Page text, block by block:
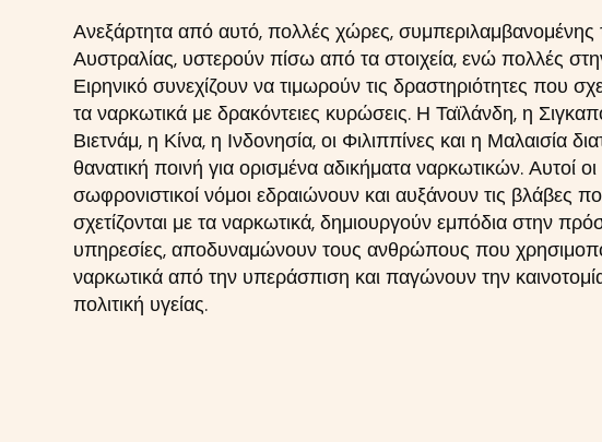
Ανεξάρτητα από αυτό, πολλές χώρες, συμπεριλαμβανομένης
Αυστραλίας, υστερούν πίσω από τα στοιχεία, ενώ πολλές
Ειρηνικό συνεχίζουν να τιμωρούν τις δραστηριότητες που
τα ναρκωτικά με δρακόντειες κυρώσεις. Η Ταϊλάνδη, η
Βιετνάμ, η Κίνα, η Ινδονησία, οι Φιλιππίνες και η Μαλαισία
θανατική ποινή για ορισμένα αδικήματα ναρκωτικών. Αυτοί οι
σωφρονιστικοί νόμοι εδραιώνουν και αυξάνουν τις βλάβες
σχετίζονται με τα ναρκωτικά, δημιουργούν εμπόδια στην
υπηρεσίες, αποδυναμώνουν τους ανθρώπους που
ναρκωτικά από την υπεράσπιση και παγώνουν την
πολιτική υγείας.